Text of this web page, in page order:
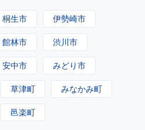
桐生市 伊勢崎市
館林市 渋川市
安中市 みどり市
草津町 みなかみ町
邑楽町